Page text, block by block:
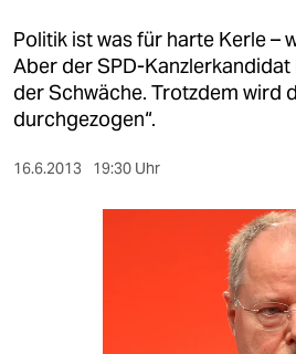
sport
berlin
nord
wahrheit
Politik ist was für harte Kerle –
Aber der SPD-
der Schwäche. Trotzdem wird
durchgezogen“.
16.6.2013 19:30 Uhr